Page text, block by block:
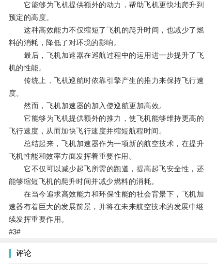
它能够为飞机提供额外的动力，帮助飞机更快地爬升到
预定的高度。
这种高效能力不仅缩短了飞机的爬升时间，也减少了燃
料的消耗，降低了对环境的影响。
最后，飞机加速器在巡航过程中的运用进一步提升了飞
机的性能。
传统上，飞机巡航时依靠引擎产生的推力来保持飞行速
度。
然而，飞机加速器的加入使巡航更加高效。
它能够为飞机提供额外的推力，使飞机能够维持更高的
飞行速度，从而加快飞行速度并缩短航程时间。
总结起来，飞机加速器作为一项新的航空技术，在提升
飞机性能和效率方面发挥着重要作用。
它不仅可以减少起飞所需的跑道，提高起飞安全性，还
能够缩短飞机的爬升时间并减少燃料的消耗。
在当今追求高效能力和环保性能的社会背景下，飞机加
速器有着巨大的发展前景，并将在未来航空技术的发展中继
续发挥重要作用。
#3#
评论